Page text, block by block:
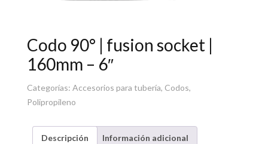
Codo 90° | fusion socket |
160mm – 6″
Categorías: Accesorios para tubería, Codos,
Polipropileno
Descripción Información adicional